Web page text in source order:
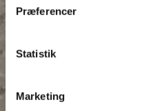
Præferencer
Statistik
Marketing